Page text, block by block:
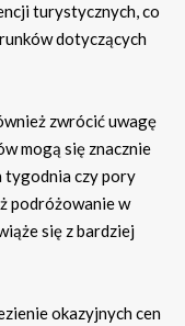
turystycznych, co
dotyczących
zwrócić uwagę
mogą się znacznie
tygodnia czy pory
podróżowanie w
się z bardziej
okazyjnych cen